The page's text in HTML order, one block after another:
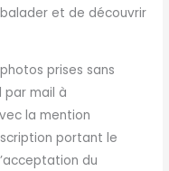
et de découvrir
prises sans
par mail à
la mention
portant le
du